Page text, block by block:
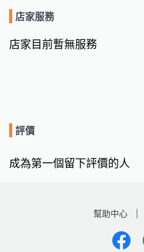
店家服務
店家目前暫無服務
評價
成為第一個留下評價的人
幫助中心